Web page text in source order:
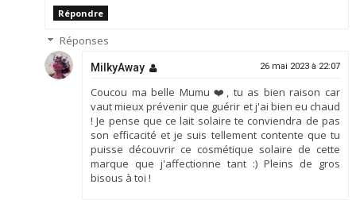
Répondre
Réponses
MilkyAway 26 mai 2023 à 22:07
Coucou ma belle Mumu ❤️, tu as bien raison car
vaut mieux prévenir que guérir et j'ai bien eu chaud
! Je pense que ce lait solaire te conviendra de pas
son efficacité et je suis tellement contente que tu
puisse découvrir ce cosmétique solaire de cette
marque que j'affectionne tant :) Pleins de gros
bisous à toi !